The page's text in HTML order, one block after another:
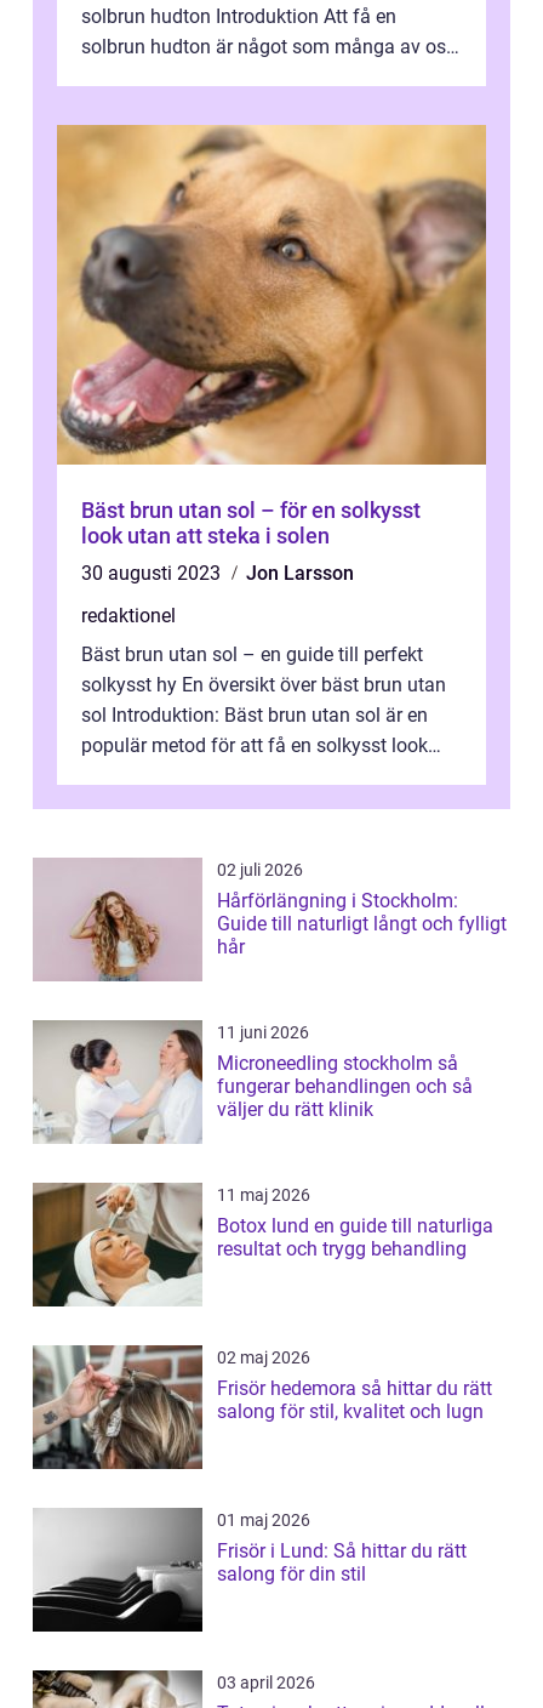
solbrun hudton Introduktion Att få en
solbrun hudton är något som många av oss
Bäst brun utan sol – för en solkysst
look utan att steka i solen
30 augusti 2023
Jon Larsson
redaktionel
Bäst brun utan sol – en guide till perfekt
solkysst hy En översikt över bäst brun utan
sol Introduktion: Bäst brun utan sol är en
populär metod för att få en solkysst look
02 juli 2026
Hårförlängning i Stockholm:
Guide till naturligt långt och fylligt
hår
11 juni 2026
Microneedling stockholm så
fungerar behandlingen och så
väljer du rätt klinik
11 maj 2026
Botox lund en guide till naturliga
resultat och trygg behandling
02 maj 2026
Frisör hedemora så hittar du rätt
salong för stil, kvalitet och lugn
01 maj 2026
Frisör i Lund: Så hittar du rätt
salong för din stil
03 april 2026